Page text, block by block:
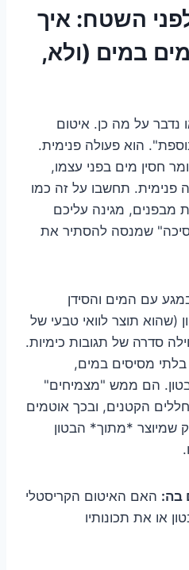
השטח: איך
במים (ולא,
נדבר על מה כן. איטום
הוא פעולה פנימית.
חסין מים בפני עצמו,
פנימית. תחשבו על זה כמו
מבפנים, מגינה עליכם
שמנסה להסתיר את
עם המים והסידן
(שהוא תוצר לוואי טבעי של
סדרה של תגובות כימיות.
בלתי מסיסים במים,
הם ממש "מצמיחים"
הקטנים, ובכך אוטמים
שמיוצר *מתוך* הבטון
בה: האם האיטום הקריסטלי
או את תכונותיו